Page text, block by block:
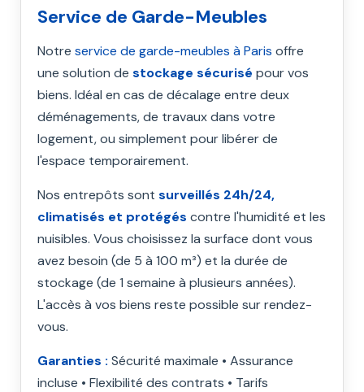
Service de Garde-Meubles
Notre service de garde-meubles à Paris offre
une solution de stockage sécurisé pour vos
biens. Idéal en cas de décalage entre deux
déménagements, de travaux dans votre
logement, ou simplement pour libérer de
l'espace temporairement.
Nos entrepôts sont surveillés 24h/24,
climatisés et protégés contre l'humidité et les
nuisibles. Vous choisissez la surface dont vous
avez besoin (de 5 à 100 m³) et la durée de
stockage (de 1 semaine à plusieurs années).
L'accès à vos biens reste possible sur rendez-
vous.
Garanties : Sécurité maximale • Assurance
incluse • Flexibilité des contrats • Tarifs